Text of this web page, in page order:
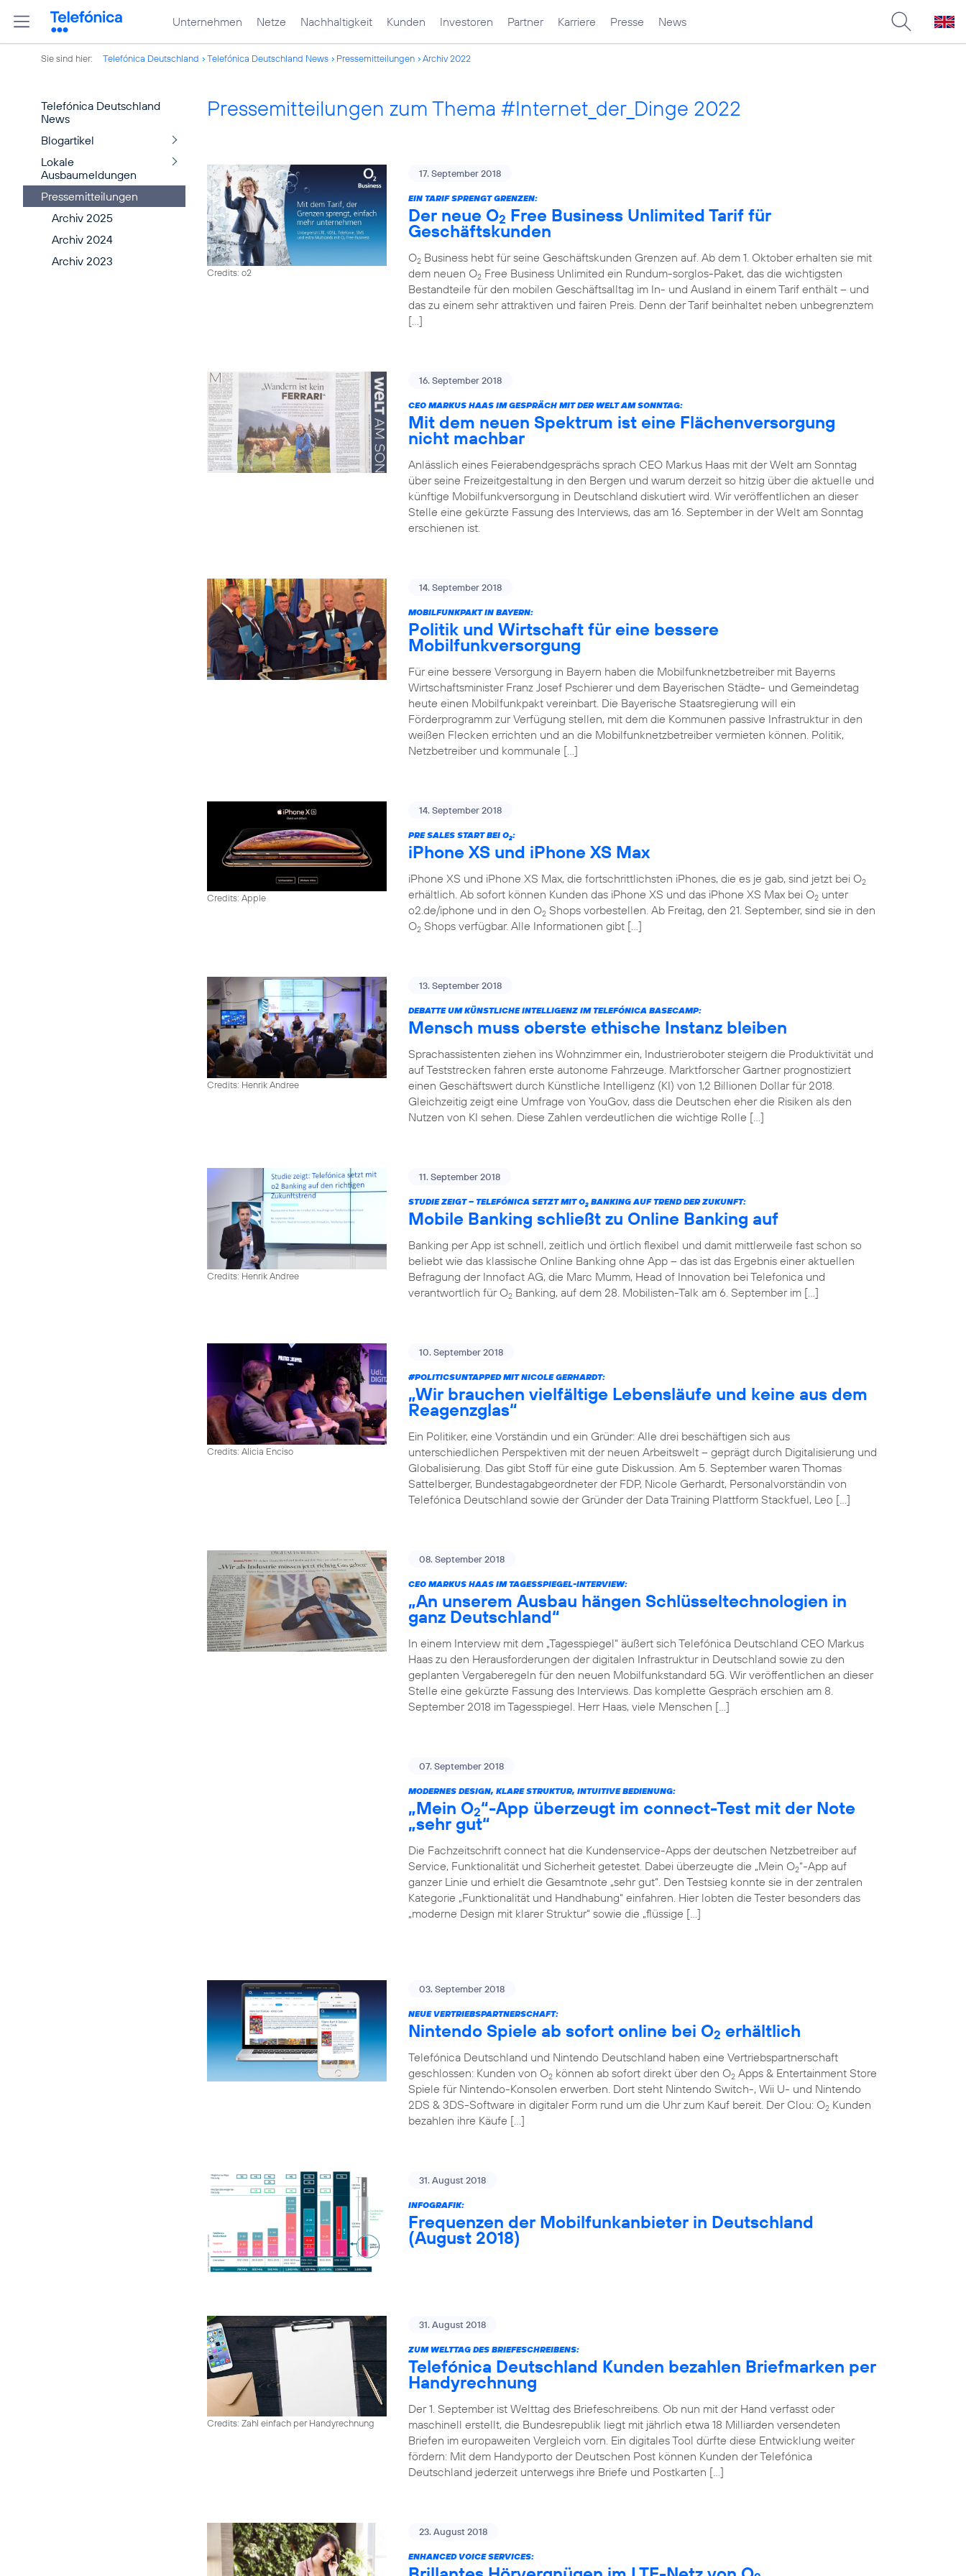
Unternehmen Netze Nachhaltigkeit Kunden Investoren Partner Karriere Presse News
Sie sind hier: Telefónica Deutschland Telefónica Deutschland News Pressemitteilungen Archiv 2022
Telefónica Deutschland
News
Blogartikel
Lokale
Ausbaumeldungen
Pressemitteilungen
Archiv 2025
Archiv 2024
Archiv 2023
Pressemitteilungen zum Thema #Internet_der_Dinge 2022
Credits: o2
17. September 2018
EIN TARIF SPRENGT GRENZEN:
Der neue O2 Free Business Unlimited Tarif für
Geschäftskunden
O2 Business hebt für seine Geschäftskunden Grenzen auf. Ab dem 1. Oktober erhalten sie mit
dem neuen O2 Free Business Unlimited ein Rundum-sorglos-Paket, das die wichtigsten
Bestandteile für den mobilen Geschäftsalltag im In- und Ausland in einem Tarif enthält – und
das zu einem sehr attraktiven und fairen Preis. Denn der Tarif beinhaltet neben unbegrenztem
[…]
16. September 2018
CEO MARKUS HAAS IM GESPRÄCH MIT DER WELT AM SONNTAG:
Mit dem neuen Spektrum ist eine Flächenversorgung
nicht machbar
Anlässlich eines Feierabendgesprächs sprach CEO Markus Haas mit der Welt am Sonntag
über seine Freizeitgestaltung in den Bergen und warum derzeit so hitzig über die aktuelle und
künftige Mobilfunkversorgung in Deutschland diskutiert wird. Wir veröffentlichen an dieser
Stelle eine gekürzte Fassung des Interviews, das am 16. September in der Welt am Sonntag
erschienen ist.
14. September 2018
MOBILFUNKPAKT IN BAYERN:
Politik und Wirtschaft für eine bessere
Mobilfunkversorgung
Für eine bessere Versorgung in Bayern haben die Mobilfunknetzbetreiber mit Bayerns
Wirtschaftsminister Franz Josef Pschierer und dem Bayerischen Städte- und Gemeindetag
heute einen Mobilfunkpakt vereinbart. Die Bayerische Staatsregierung will ein
Förderprogramm zur Verfügung stellen, mit dem die Kommunen passive Infrastruktur in den
weißen Flecken errichten und an die Mobilfunknetzbetreiber vermieten können. Politik,
Netzbetreiber und kommunale […]
Credits: Apple
14. September 2018
PRE SALES START BEI O2:
iPhone XS und iPhone XS Max
iPhone XS und iPhone XS Max, die fortschrittlichsten iPhones, die es je gab, sind jetzt bei O2
erhältlich. Ab sofort können Kunden das iPhone XS und das iPhone XS Max bei O2 unter
o2.de/iphone und in den O2 Shops vorbestellen. Ab Freitag, den 21. September, sind sie in den
O2 Shops verfügbar. Alle Informationen gibt […]
Credits: Henrik Andree
13. September 2018
DEBATTE UM KÜNSTLICHE INTELLIGENZ IM TELEFÓNICA BASECAMP:
Mensch muss oberste ethische Instanz bleiben
Sprachassistenten ziehen ins Wohnzimmer ein, Industrieroboter steigern die Produktivität und
auf Teststrecken fahren erste autonome Fahrzeuge. Marktforscher Gartner prognostiziert
einen Geschäftswert durch Künstliche Intelligenz (KI) von 1,2 Billionen Dollar für 2018.
Gleichzeitig zeigt eine Umfrage von YouGov, dass die Deutschen eher die Risiken als den
Nutzen von KI sehen. Diese Zahlen verdeutlichen die wichtige Rolle […]
Credits: Henrik Andree
11. September 2018
STUDIE ZEIGT – TELEFÓNICA SETZT MIT O2 BANKING AUF TREND DER ZUKUNFT:
Mobile Banking schließt zu Online Banking auf
Banking per App ist schnell, zeitlich und örtlich flexibel und damit mittlerweile fast schon so
beliebt wie das klassische Online Banking ohne App – das ist das Ergebnis einer aktuellen
Befragung der Innofact AG, die Marc Mumm, Head of Innovation bei Telefonica und
verantwortlich für O2 Banking, auf dem 28. Mobilisten-Talk am 6. September im […]
Credits: Alicia Enciso
10. September 2018
#POLITICSUNTAPPEDMIT NICOLE GERHARDT:
„Wir brauchen vielfältige Lebensläufe und keine aus dem
Reagenzglas“
Ein Politiker, eine Vorständin und ein Gründer: Alle drei beschäftigen sich aus
unterschiedlichen Perspektiven mit der neuen Arbeitswelt – geprägt durch Digitalisierung und
Globalisierung. Das gibt Stoff für eine gute Diskussion. Am 5. September waren Thomas
Sattelberger, Bundestagabgeordneter der FDP, Nicole Gerhardt, Personalvorständin von
Telefónica Deutschland sowie der Gründer der Data Training Plattform Stackfuel, Leo […]
08. September 2018
CEO MARKUS HAAS IM TAGESSPIEGEL-INTERVIEW:
„An unserem Ausbau hängen Schlüsseltechnologien in
ganz Deutschland“
In einem Interview mit dem „Tagesspiegel“ äußert sich Telefónica Deutschland CEO Markus
Haas zu den Herausforderungen der digitalen Infrastruktur in Deutschland sowie zu den
geplanten Vergaberegeln für den neuen Mobilfunkstandard 5G. Wir veröffentlichen an dieser
Stelle eine gekürzte Fassung des Interviews. Das komplette Gespräch erschien am 8.
September 2018 im Tagesspiegel. Herr Haas, viele Menschen […]
07. September 2018
MODERNES DESIGN, KLARE STRUKTUR, INTUITIVE BEDIENUNG:
„Mein O2“-App überzeugt im connect-Test mit der Note
„sehr gut“
Die Fachzeitschrift connect hat die Kundenservice-Apps der deutschen Netzbetreiber auf
Service, Funktionalität und Sicherheit getestet. Dabei überzeugte die „Mein O2“-App auf
ganzer Linie und erhielt die Gesamtnote „sehr gut“. Den Testsieg konnte sie in der zentralen
Kategorie „Funktionalität und Handhabung“ einfahren. Hier lobten die Tester besonders das
„moderne Design mit klarer Struktur“ sowie die „flüssige […]
03. September 2018
NEUE VERTRIEBSPARTNERSCHAFT:
Nintendo Spiele ab sofort online bei O2 erhältlich
Telefónica Deutschland und Nintendo Deutschland haben eine Vertriebspartnerschaft
geschlossen: Kunden von O2 können ab sofort direkt über den O2 Apps & Entertainment Store
Spiele für Nintendo-Konsolen erwerben. Dort steht Nintendo Switch-, Wii U- und Nintendo
2DS & 3DS-Software in digitaler Form rund um die Uhr zum Kauf bereit. Der Clou: O2 Kunden
bezahlen ihre Käufe […]
31. August 2018
INFOGRAFIK:
Frequenzen der Mobilfunkanbieter in Deutschland
(August 2018)
Credits: Zahl einfach per Handyrechnung
31. August 2018
ZUM WELTTAG DES BRIEFESCHREIBENS:
Telefónica Deutschland Kunden bezahlen Briefmarken per
Handyrechnung
Der 1. September ist Welttag des Briefeschreibens. Ob nun mit der Hand verfasst oder
maschinell erstellt, die Bundesrepublik liegt mit jährlich etwa 18 Milliarden versendeten
Briefen im europaweiten Vergleich vorn. Ein digitales Tool dürfte diese Entwicklung weiter
fördern: Mit dem Handyporto der Deutschen Post können Kunden der Telefónica
Deutschland jederzeit unterwegs ihre Briefe und Postkarten […]
23. August 2018
ENHANCED VOICE SERVICES: